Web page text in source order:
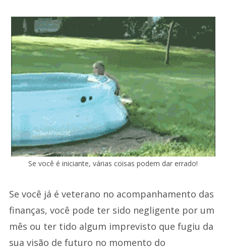
Se você é iniciante, várias coisas podem dar errado!
Se você já é veterano no acompanhamento das
finanças, você pode ter sido negligente por um
mês ou ter tido algum imprevisto que fugiu da
sua visão de futuro no momento do